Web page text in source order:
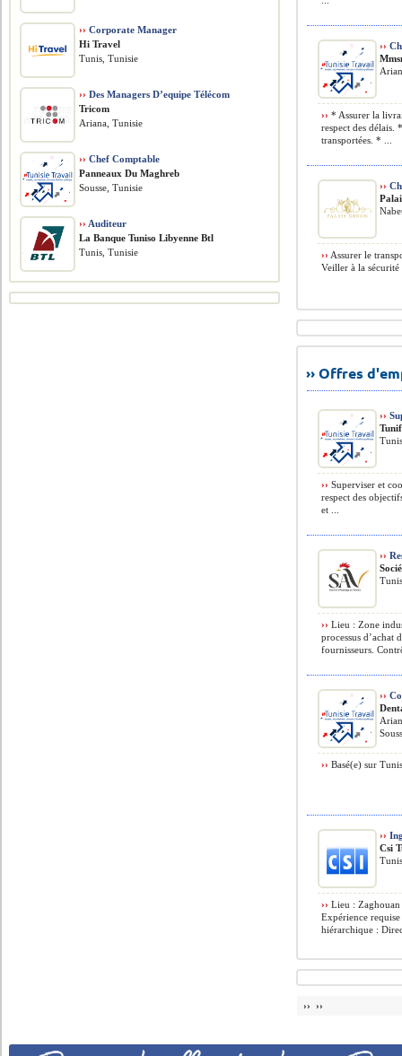
››
›› * Assurer la
respect des délais.
transportées. * ...
››
›› Assurer le
Veiller à la sécurité
›› Offres
››
›› Superviser et
respect des
et ...
››
›› Lieu : Zone
processus d’achat
fournisseurs.
››
›› Basé(e) sur
››
Csi
›› Lieu :
Expérience
hiérarchique :
›› ››
›› Corporate Manager
Hi Travel
Tunis, Tunisie
›› Des Managers D’equipe Télécom
Tricom
Ariana, Tunisie
›› Chef Comptable
Panneaux Du Maghreb
Sousse, Tunisie
›› Auditeur
La Banque Tuniso Libyenne Btl
Tunis, Tunisie